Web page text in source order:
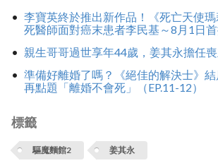
李寶英終於推出新作品！《死亡天使
死醫師面對癌末患者李民基～8月1日
親生哥哥過世享年44歲，姜其永擔任
準備好離婚了嗎？《絕佳的解決士》結
再點題「離婚不會死」（EP.11-12）
標籤
驅魔麵館2 姜其永